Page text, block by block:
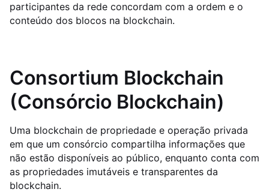
participantes da rede concordam com a ordem e o
conteúdo dos blocos na blockchain.
Consortium Blockchain
(Consórcio Blockchain)
Uma blockchain de propriedade e operação privada
em que um consórcio compartilha informações que
não estão disponíveis ao público, enquanto conta com
as propriedades imutáveis e transparentes da
blockchain.